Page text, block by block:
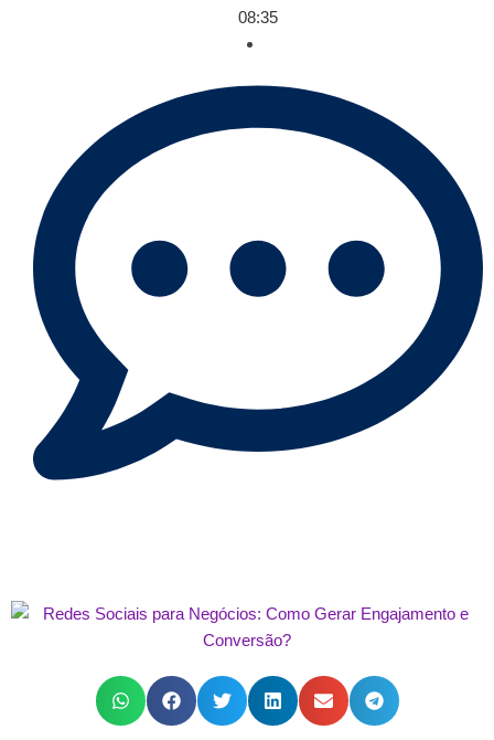
08:35